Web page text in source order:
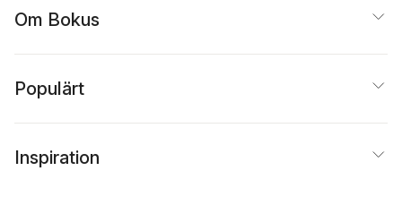
Om Bokus
Populärt
Inspiration